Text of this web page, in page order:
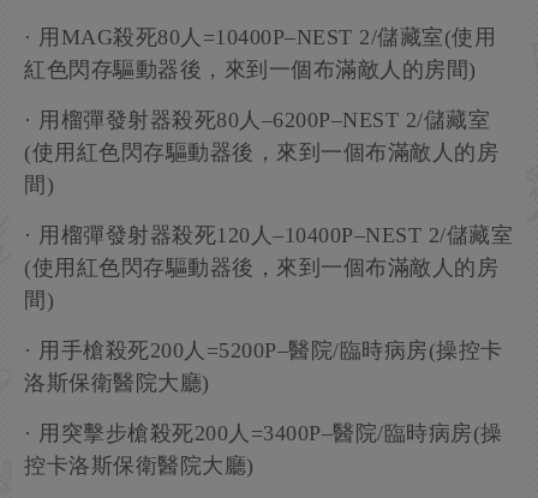
· 用MAG殺死80人=10400P–NEST 2/儲藏室(使用
紅色閃存驅動器後，來到一個布滿敵人的房間)
· 用榴彈發射器殺死80人–6200P–NEST 2/儲藏室
(使用紅色閃存驅動器後，來到一個布滿敵人的房
間)
· 用榴彈發射器殺死120人–10400P–NEST 2/儲藏室
(使用紅色閃存驅動器後，來到一個布滿敵人的房
間)
· 用手槍殺死200人=5200P–醫院/臨時病房(操控卡
洛斯保衛醫院大廳)
· 用突擊步槍殺死200人=3400P–醫院/臨時病房(操
控卡洛斯保衛醫院大廳)